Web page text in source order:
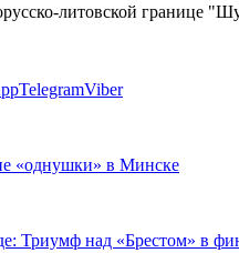
литовской границе
TelegramViber
«однушки» в Минске
Триумф над «Брестом» в